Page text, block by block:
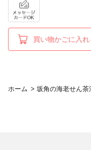
買い物かごに入れ
ホーム > 坂角の海老せん茶